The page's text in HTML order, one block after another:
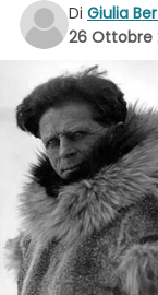
Di Giulia
26 Ottobre